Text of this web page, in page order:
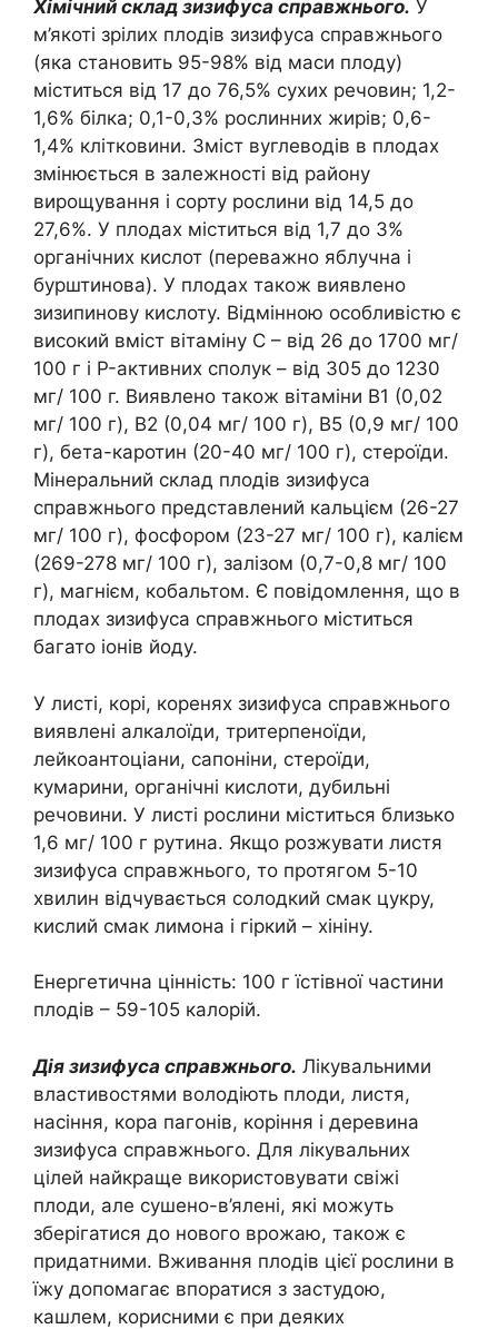
Хімічний склад зизифуса справжнього. У
м’якоті зрілих плодів зизифуса справжнього
(яка становить 95-98% від маси плоду)
міститься від 17 до 76,5% сухих речовин; 1,2-
1,6% білка; 0,1-0,3% рослинних жирів; 0,6-
1,4% клітковини. Зміст вуглеводів в плодах
змінюється в залежності від району
вирощування і сорту рослини від 14,5 до
27,6%. У плодах міститься від 1,7 до 3%
органічних кислот (переважно яблучна і
бурштинова). У плодах також виявлено ​​
зизипинову кислоту. Відмінною особливістю є
високий вміст вітаміну C – від 26 до 1700 мг/
100 г і P-активних сполук – від 305 до 1230
мг/ 100 г. Виявлено також вітаміни B1 (0,02
мг/ 100 г), B2 (0,04 мг/ 100 г), B5 (0,9 мг/ 100
г), бета-каротин (20-40 мг/ 100 г), стероїди.
Мінеральний склад плодів зизифуса
справжнього представлений кальцієм (26-27
мг/ 100 г), фосфором (23-27 мг/ 100 г), калієм
(269-278 мг/ 100 г), залізом (0,7-0,8 мг/ 100
г), магнієм, кобальтом. Є повідомлення, що в
плодах зизифуса справжнього міститься
багато іонів йоду.
У листі, корі, коренях зизифуса справжнього
виявлені алкалоїди, тритерпеноїди,
лейкоантоціани, сапоніни, стероїди,
кумарини, органічні кислоти, дубильні
речовини. У листі рослини міститься близько
1,6 мг/ 100 г рутина. Якщо розжувати листя
зизифуса справжнього, то протягом 5-10
хвилин відчувається солодкий смак цукру,
кислий смак лимона і гіркий – хініну.
Енергетична цінність: 100 г їстівної частини
плодів – 59-105 калорій.
Дія зизифуса справжнього. Лікувальними
властивостями володіють плоди, листя,
насіння, кора пагонів, коріння і деревина
зизифуса справжнього. Для лікувальних
цілей найкраще використовувати свіжі
плоди, але сушено-в’ялені, які можуть
зберігатися до нового врожаю, також є
придатними. Вживання плодів цієї рослини в
їжу допомагає впоратися з застудою,
кашлем, корисними є при деяких